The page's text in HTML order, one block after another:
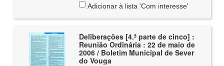
Adicionar à lista 'Com interesse'
Deliberações [4.ª parte de cinco] :
Reunião Ordinária : 22 de maio de
2006 / Boletim Municipal de Sever
do Vouga